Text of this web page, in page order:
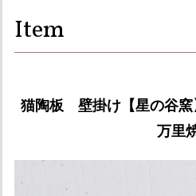
Item
猫陶板 壁掛け【星の谷
万里